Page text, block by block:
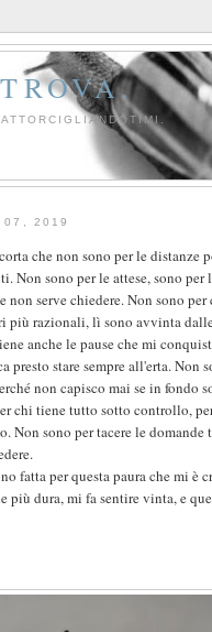
07, 2019
che non sono per le distanze
Non sono per le attese, sono per
non serve chiedere. Non sono per
più razionali, lì sono avvinta
anche le pause che mi
presto stare sempre all'erta. Non
non capisco mai se in fondo
chi tiene tutto sotto controllo,
Non sono per tacere le domande
fatta per questa paura che mi è
più dura, mi fa sentire vinta, e